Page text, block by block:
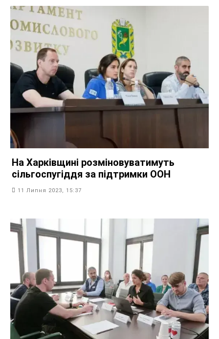
На Харківщині розміновуватимуть
сільгоспугіддя за підтримки ООН
11 Липня 2023, 15:37